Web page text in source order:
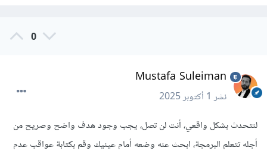
0
Mustafa Suleiman
نشر1 أكتوبر 2025
لنتحدث بشكل واقعي، أنت لن تصل، يجب وجود هدف واضح وصريح من
أجله تتعلم البرمجة، ابحث عنه وضعه أمام عينيك وقم بكتابة عواقب عدم